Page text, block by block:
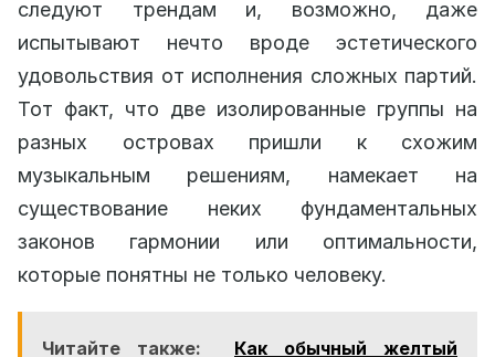
следуют трендам и, возможно, даже
испытывают нечто вроде эстетического
удовольствия от исполнения сложных партий.
Тот факт, что две изолированные группы на
разных островах пришли к схожим
музыкальным решениям, намекает на
существование неких фундаментальных
законов гармонии или оптимальности,
которые понятны не только человеку.
Читайте также:
Как обычный желтый